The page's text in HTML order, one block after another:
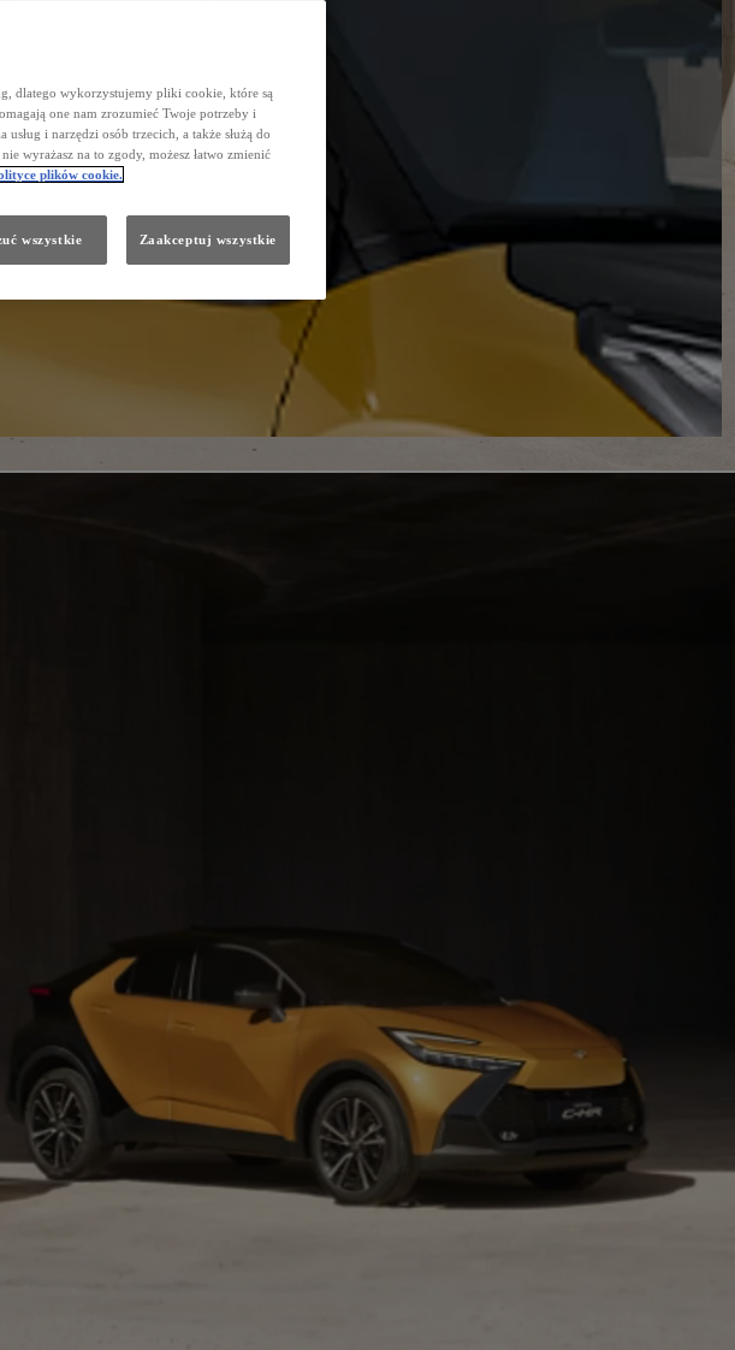
dlatego wykorzystujemy pliki cookie, które są
one nam zrozumieć Twoje potrzeby i
i narzędzi osób trzecich, a także służą do
wyrażasz na to zgody, możesz łatwo zmienić
plików cookie.
wszystkie Zaakceptuj wszystkie